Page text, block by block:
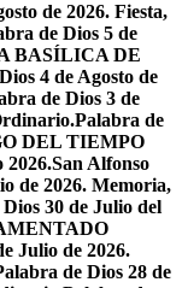
de 2026. Fiesta,
de Dios 5 de
BASÍLICA DE
4 de Agosto de
de Dios 3 de
Palabra de
DEL TIEMPO
2026.San Alfonso
de 2026. Memoria,
30 de Julio del
Julio de 2026.
de Dios 28 de